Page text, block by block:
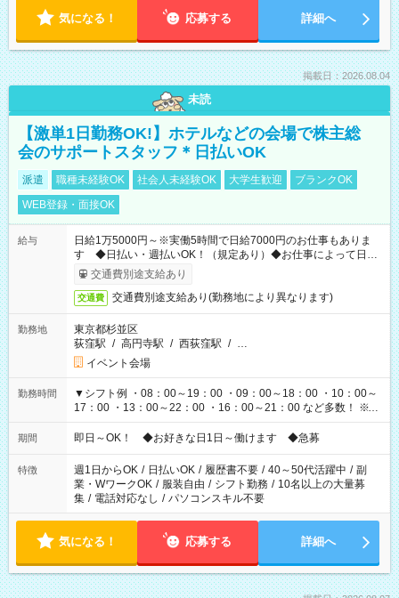
気になる！ 応募する 詳細へ
掲載日：2026.08.04
未読
【激単1日勤務OK!】ホテルなどの会場で株主総
会のサポートスタッフ＊日払いOK
派遣 職種未経験OK 社会人未経験OK 大学生歓迎
ブランクOK
WEB登録・面接OK
給与
日給1万5000円～※実働5時間で日給7000円のお仕事もありま
す ◆日払い・週払いOK！（規定あり）◆お仕事によって日給
も異なります
交通費別途支給あり
交通費 交通費別途支給あり(勤務地により異なります)
勤務地
東京都杉並区
荻窪駅 / 高円寺駅 / 西荻窪駅 / …
イベント会場
勤務時間
▼シフト例 ・08：00～19：00 ・09：00～18：00 ・10：00～
17：00 ・13：00～22：00 ・16：00～21：00 など多数！ ※お
仕事により勤務時間が異なります
期間 即日～OK！ ◆お好きな日1日～働けます ◆急募
特徴 週1日からOK / 日払いOK / 履歴書不要 / 40～50代活躍中 / 副
業・WワークOK / 服装自由 / シフト勤務 / 10名以上の大量募
集 / 電話対応なし / パソコンスキル不要
気になる！ 応募する 詳細へ